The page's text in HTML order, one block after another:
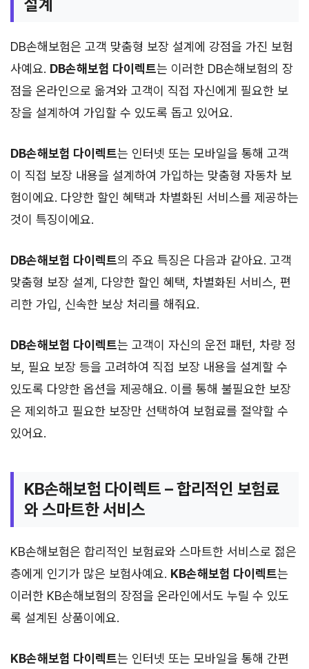
설계
DB손해보험은 고객 맞춤형 보장 설계에 강점을 가진 보험
사예요. DB손해보험 다이렉트는 이러한 DB손해보험의 장
점을 온라인으로 옮겨와 고객이 직접 자신에게 필요한 보
장을 설계하여 가입할 수 있도록 돕고 있어요.
DB손해보험 다이렉트는 인터넷 또는 모바일을 통해 고객
이 직접 보장 내용을 설계하여 가입하는 맞춤형 자동차 보
험이에요. 다양한 할인 혜택과 차별화된 서비스를 제공하는
것이 특징이에요.
DB손해보험 다이렉트의 주요 특징은 다음과 같아요. 고객
맞춤형 보장 설계, 다양한 할인 혜택, 차별화된 서비스, 편
리한 가입, 신속한 보상 처리를 해줘요.
DB손해보험 다이렉트는 고객이 자신의 운전 패턴, 차량 정
보, 필요 보장 등을 고려하여 직접 보장 내용을 설계할 수
있도록 다양한 옵션을 제공해요. 이를 통해 불필요한 보장
은 제외하고 필요한 보장만 선택하여 보험료를 절약할 수
있어요.
KB손해보험 다이렉트 – 합리적인 보험료
와 스마트한 서비스
KB손해보험은 합리적인 보험료와 스마트한 서비스로 젊은
층에게 인기가 많은 보험사예요. KB손해보험 다이렉트는
이러한 KB손해보험의 장점을 온라인에서도 누릴 수 있도
록 설계된 상품이에요.
KB손해보험 다이렉트는 인터넷 또는 모바일을 통해 간편